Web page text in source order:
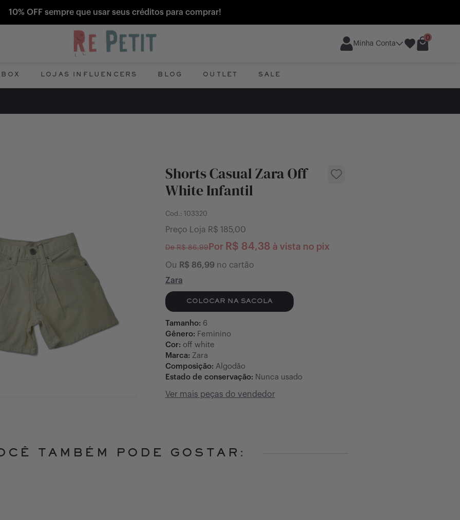
10% OFF sempre que usar seus créditos para comprar!
Minha Conta
0
LOJAS INFLUENCERS BLOG OUTLET SALE
Shorts Casual Zara Off
White Infantil
Cod.: 103320
Preço Loja R$ 185,00
De R$86,99Por R$ 84,38 à vista no pix
Ou R$ 86,99no cartão
Zara
COLOCAR NA SACOLA
Tamanho: 6
Gênero: Feminino
Cor: off white
Marca: Zara
Composição: Algodão
Estado de conservação: Nunca usado
Ver mais peças do vendedor
TAMBÉM PODE GOSTAR: